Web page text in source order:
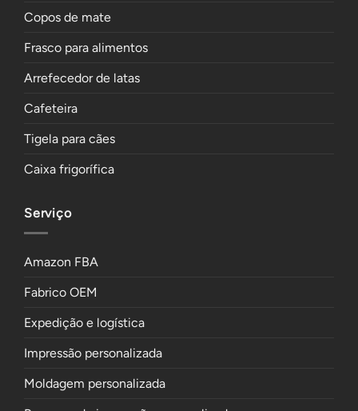
Copos de mate
Frasco para alimentos
Arrefecedor de latas
Cafeteira
Tigela para cães
Caixa frigorífica
Serviço
Amazon FBA
Fabrico OEM
Expedição e logística
Impressão personalizada
Moldagem personalizada